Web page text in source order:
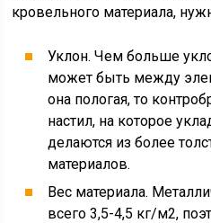
кровельного материала,
Уклон. Чем больше
может быть между
она пологая, то
настил, на которое
делаются из более
материалов.
Вес материала.
всего 3,5-4,5 кг/м2,